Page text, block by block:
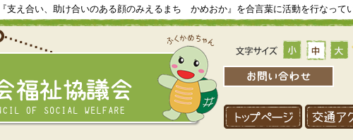
支え合い、助け合いのある顔のみえるまち かめおか』を合言葉に活動を行なって